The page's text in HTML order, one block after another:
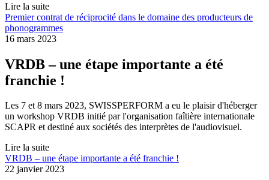
Lire la suite
Premier contrat de réciprocité dans le domaine des producteurs de
phonogrammes
16 mars 2023
VRDB – une étape importante a été
franchie !
Les 7 et 8 mars 2023, SWISSPERFORM a eu le plaisir d'héberger
un workshop VRDB initié par l'organisation faîtière internationale
SCAPR et destiné aux sociétés des interprètes de l'audiovisuel.
Lire la suite
VRDB – une étape importante a été franchie !
22 janvier 2023